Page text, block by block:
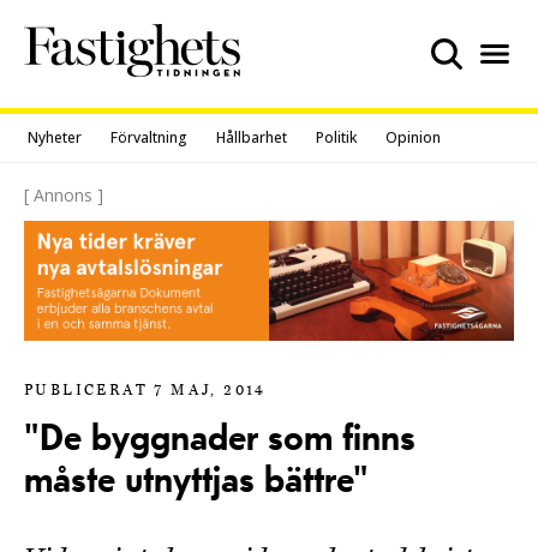
content
Nyheter Förvaltning Hållbarhet Politik Opinion
[ Annons ]
PUBLICERAT 7 MAJ, 2014
"De byggnader som finns
måste utnyttjas bättre"